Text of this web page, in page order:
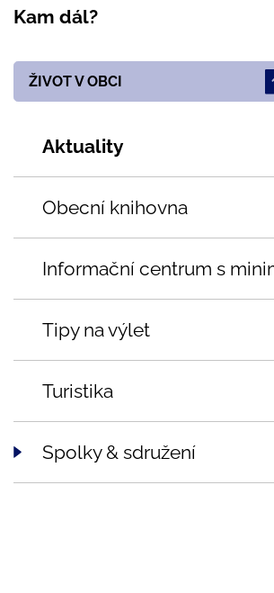
Kam dál?
ŽIVOT V OBCI
Aktuality
Obecní knihovna
Informační centrum s
Tipy na výlet
Turistika
Spolky & sdružení